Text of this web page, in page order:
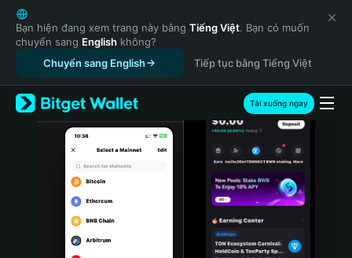
English
日本語
Tiếng Việt
Русский
Español (Latinoamérica)
Türkçe
Italiano
Português (Portugal)
Bahasa Indonesia
Bạn hiện đang xem trang này bằng Tiếng Việt. Bạn có muốn
chuyển sang English không?
Chuyển sang English
Tiếp tục bằng Tiếng Việt
Tải xuống ngay